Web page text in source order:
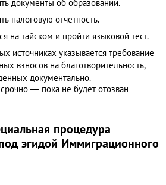
документы об образовании.
налоговую отчетность.
на тайском и пройти языковой тест.
источниках указывается требование
взносов на благотворительность,
документально.
— пока не будет отозван
процедура
эгидой Иммиграционного